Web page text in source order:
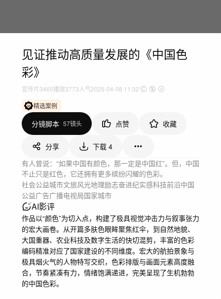
见证推动高质量发展的《中国色
彩》
宣传片3465播放3773人气2025-04-08 11:32
精选案例
分镜脚本 57镜头 点赞 收藏
分享 下载 4
有人曾说：“如果中国有颜色，那一定是中国红”。但，中国
不止只是红色，它还拥有更多缤纷闪耀的色彩。
社会公益城市文旅风光地理励志奋进纪实感科技前沿中国
公益广告广播电视局国家城市
AI影评
作品以“颜色”为切入点，构建了极具视觉冲击力与叙事张力
的宏大画卷。从开篇多肤色眼眸聚焦红伞，到自然地貌、
大国重器、农业科技及数字生活的快切混剪，丰富的色彩
编码精准对应了国家建设的不同维度。宏大的航拍景象与
极具烟火气的人物特写交织，色彩排版与画面元素高度融
合，节奏紧凑有力，情绪饱满递进，完美呈现了生机勃勃
的中国色彩。